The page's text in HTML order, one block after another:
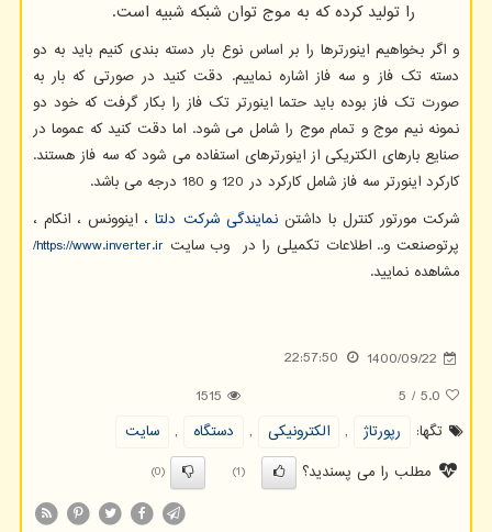
را تولید کرده که به موج توان شبکه شبیه است.
و اگر بخواهیم اینورترها را بر اساس نوع بار دسته بندی کنیم باید به دو
دسته تک فاز و سه فاز اشاره نماییم. دقت کنید در صورتی که بار به
صورت تک فاز بوده باید حتما اینورتر تک فاز را بکار گرفت که خود دو
نمونه نیم موج و تمام موج را شامل می شود. اما دقت کنید که عموما در
صنایع بارهای الکتریکی از اینورترهای استفاده می شود که سه فاز هستند.
کارکرد اینورتر سه فاز شامل کارکرد در 120 و 180 درجه می باشد.
شرکت مورتور کنترل با داشتننمایندگی شرکت دلتا، اینوونس ، انکام ،
پرتوصنعت و.. اطلاعات تکمیلی را در وب سایت https://www.inverter.ir
/
مشاهده نمایید.
1400/09/22
22:57:50
5.0
/
5
1515
تگها:
رپورتاژ , الكترونیكی , دستگاه ,
سایت
مطلب را می پسندید؟
(1)
(0)